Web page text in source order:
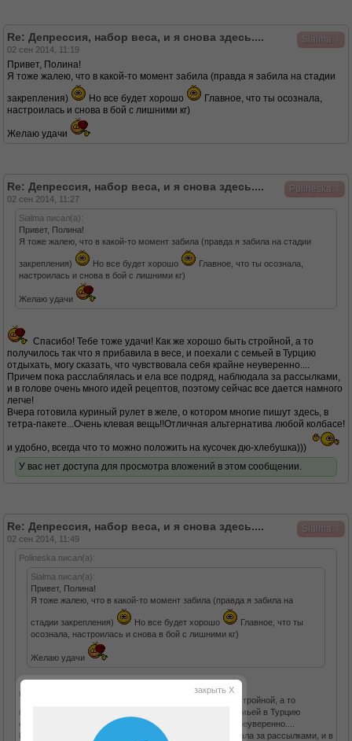
Sialma
Re: Депрессия, набор веса, и я снова здесь....
02 сен 2014, 11:19
Привет, Полина!
Я тоже жалею, что в какой-то момент забила (правда я забила на стадии
закрепления)
Но все будет хорошо
Главное, что ты осознала,
настроилась и снова в бой с лишними кг)
Желаю удачи
Polineska
Re: Депрессия, набор веса, и я снова здесь....
02 сен 2014, 11:27
Sialma писал(а):
Привет, Полина!
Я тоже жалею, что в какой-то момент забила (правда я забила на стадии
закрепления) Но все будет хорошо
Главное, что ты осознала,
настроилась и снова в бой с лишними кг)
Желаю удачи
Спасибо! Тебе тоже удачи! Как же хорошо быть стройной, а то
получилось так что я прибавила в весе, и поехали с семьей в Турцию
отдыхать, могу сказать, что чувствовала себя крайне неуверенно....
Причем пока расслаблялась и ела все подряд, наблюдала за рассылками,
и в голове очень много идей рецептов, поэтому сейчас все дается намного
легче!
Вчера готовила куриный рулет в желе, о котором многие пишут здесь, в
тетра-пакете...Очень клевая вещь!!Отличная альтернатива любой колбасе!
и удобно, всегда что то можно положить на кусочек дю-хлебушка)))
У вас нет доступа для просмотра вложений в этом сообщении.
Sialma
Re: Депрессия, набор веса, и я снова здесь....
02 сен 2014, 11:49
Polineska писал(а):
Sialma писал(а):
Привет, Полина!
Я тоже жалею, что в какой-то момент забила (правда я забила на
стадии закрепления) Но все будет хорошо
Главное, что ты
осознала, настроилась и снова в бой с лишними кг)
Желаю удачи
Спасибо! Тебе тоже удачи! Как же хорошо быть стройной, а то
получилось так что я прибавила в весе, и поехали с семьей в Турцию
отдыхать, могу сказать, что чувствовала себя крайне неуверенно....
Причем пока расслаблялась и ела все подряд, наблюдала за рассылками, и в
закрыть X